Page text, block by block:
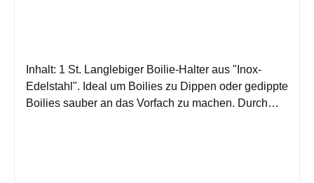
Inhalt: 1 St. Langlebiger Boilie-Halter aus "Inox-
Edelstahl". Ideal um Boilies zu Dippen oder gedippte
Boilies sauber an das Vorfach zu machen. Durch